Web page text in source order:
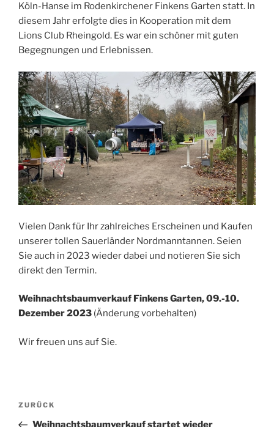
Köln-Hanse im Rodenkirchener Finkens Garten statt. In
diesem Jahr erfolgte dies in Kooperation mit dem
Lions Club Rheingold. Es war ein schöner mit guten
Begegnungen und Erlebnissen.
Vielen Dank für Ihr zahlreiches Erscheinen und Kaufen
unserer tollen Sauerländer Nordmanntannen. Seien
Sie auch in 2023 wieder dabei und notieren Sie sich
direkt den Termin.
Weihnachtsbaumverkauf Finkens Garten, 09.-10.
Dezember 2023 (Änderung vorbehalten)
Wir freuen uns auf Sie.
Beitragsnavigation
Vorheriger
Beitrag
ZURÜCK
Weihnachtsbaumverkauf startet wieder